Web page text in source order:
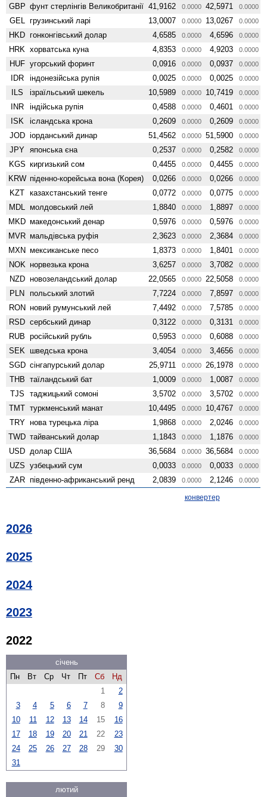
GBP фунт стерлінгів Велико­британії 41,9162 0.0000 42,5971 0.0000
GEL грузинський ларі 13,0007 0.0000 13,0267 0.0000
HKD гонконгівський долар 4,6585 0.0000 4,6596 0.0000
HRK хорватська куна 4,8353 0.0000 4,9203 0.0000
HUF угорський форинт 0,0916 0.0000 0,0937 0.0000
IDR індонезійська рупія 0,0025 0.0000 0,0025 0.0000
ILS ізраїльський шекель 10,5989 0.0000 10,7419 0.0000
INR індійська рупія 0,4588 0.0000 0,4601 0.0000
ISK ісландська крона 0,2609 0.0000 0,2609 0.0000
JOD іорданський динар 51,4562 0.0000 51,5900 0.0000
JPY японська єна 0,2537 0.0000 0,2582 0.0000
KGS киргизький сом 0,4455 0.0000 0,4455 0.0000
KRW піденно-корейська вона (Корея) 0,0266 0.0000 0,0266 0.0000
KZT казахстанський тенге 0,0772 0.0000 0,0775 0.0000
MDL молдовський лей 1,8840 0.0000 1,8897 0.0000
MKD македонський денар 0,5976 0.0000 0,5976 0.0000
MVR мальдівська руфія 2,3623 0.0000 2,3684 0.0000
MXN мексиканське песо 1,8373 0.0000 1,8401 0.0000
NOK норвезька крона 3,6257 0.0000 3,7082 0.0000
NZD ново­зеландський долар 22,0565 0.0000 22,5058 0.0000
PLN польський злотий 7,7224 0.0000 7,8597 0.0000
RON новий румунський лей 7,4492 0.0000 7,5785 0.0000
RSD сербський динар 0,3122 0.0000 0,3131 0.0000
RUB російський рубль 0,5953 0.0000 0,6088 0.0000
SEK шведська крона 3,4054 0.0000 3,4656 0.0000
SGD сінгапурський долар 25,9711 0.0000 26,1978 0.0000
THB таїландський бат 1,0009 0.0000 1,0087 0.0000
TJS таджицький сомоні 3,5702 0.0000 3,5702 0.0000
TMT туркменський манат 10,4495 0.0000 10,4767 0.0000
TRY нова турецька ліра 1,9868 0.0000 2,0246 0.0000
TWD тайванський долар 1,1843 0.0000 1,1876 0.0000
USD долар США 36,5684 0.0000 36,5684 0.0000
UZS узбецький сум 0,0033 0.0000 0,0033 0.0000
ZAR південно-африканський ренд 2,0839 0.0000 2,1246 0.0000
конвертер
2026
2025
2024
2023
2022
січень
Пн
Вт Ср Чт Пт Сб
Нд
1
2
3
4 5 6 7 8
9
10
11 12 13 14 15
16
17
18 19 20 21 22
23
24
25 26 27 28 29
30
31
лютий